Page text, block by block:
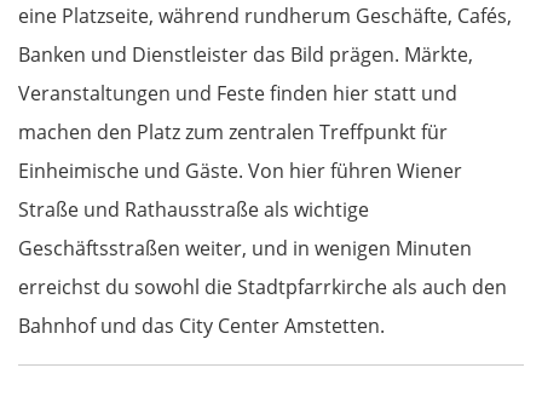
eine Platzseite, während rundherum Geschäfte, Cafés,
Banken und Dienstleister das Bild prägen. Märkte,
Veranstaltungen und Feste finden hier statt und
machen den Platz zum zentralen Treffpunkt für
Einheimische und Gäste. Von hier führen Wiener
Straße und Rathausstraße als wichtige
Geschäftsstraßen weiter, und in wenigen Minuten
erreichst du sowohl die Stadtpfarrkirche als auch den
Bahnhof und das City Center Amstetten.